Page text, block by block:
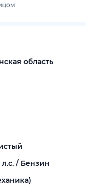
область
л.с. / Бензин